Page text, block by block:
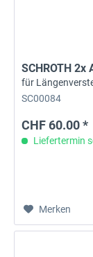
SCHROTH
für
SC00084
CHF 60.00 *
Liefertermin
Merken